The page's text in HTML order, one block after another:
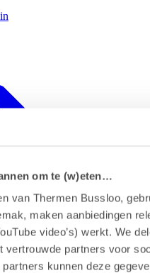
om te (w)eten…
van Thermen Bussloo,
maken aanbiedingen
video’s) werkt. We
vertrouwde partners voor
kunnen deze